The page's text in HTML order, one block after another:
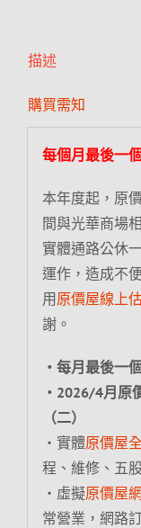
描述
購買需知
每個月最後一
本年度起，原
間與光華商場
實體通路公休
運作，造成不
用原價屋線上
謝。
‧每月最後一
‧2026/4月原
（二）
‧實體原價屋
程、維修、五
‧虛擬原價屋
常營業，網路